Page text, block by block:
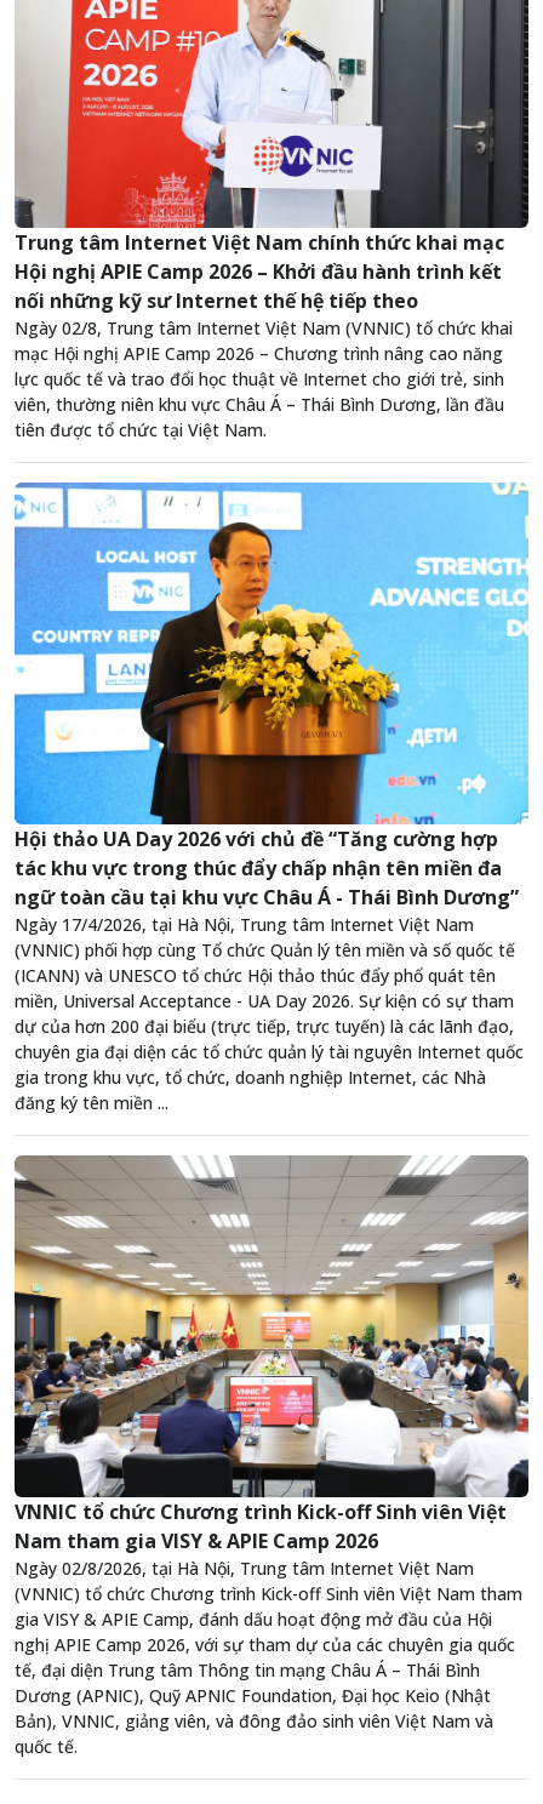
Trung tâm Internet Việt Nam chính thức khai mạc
Hội nghị APIE Camp 2026 – Khởi đầu hành trình kết
nối những kỹ sư Internet thế hệ tiếp theo
Ngày 02/8, Trung tâm Internet Việt Nam (VNNIC) tổ chức khai
mạc Hội nghị APIE Camp 2026 – Chương trình nâng cao năng
lực quốc tế và trao đổi học thuật về Internet cho giới trẻ, sinh
viên, thường niên khu vực Châu Á – Thái Bình Dương, lần đầu
tiên được tổ chức tại Việt Nam.
Hội thảo UA Day 2026 với chủ đề “Tăng cường hợp
tác khu vực trong thúc đẩy chấp nhận tên miền đa
ngữ toàn cầu tại khu vực Châu Á - Thái Bình Dương”
Ngày 17/4/2026, tại Hà Nội, Trung tâm Internet Việt Nam
(VNNIC) phối hợp cùng Tổ chức Quản lý tên miền và số quốc tế
(ICANN) và UNESCO tổ chức Hội thảo thúc đẩy phổ quát tên
miền, Universal Acceptance - UA Day 2026. Sự kiện có sự tham
dự của hơn 200 đại biểu (trực tiếp, trực tuyến) là các lãnh đạo,
chuyên gia đại diện các tổ chức quản lý tài nguyên Internet quốc
gia trong khu vực, tổ chức, doanh nghiệp Internet, các Nhà
đăng ký tên miền ...
VNNIC tổ chức Chương trình Kick-off Sinh viên Việt
Nam tham gia VISY & APIE Camp 2026
Ngày 02/8/2026, tại Hà Nội, Trung tâm Internet Việt Nam
(VNNIC) tổ chức Chương trình Kick-off Sinh viên Việt Nam tham
gia VISY & APIE Camp, đánh dấu hoạt động mở đầu của Hội
nghị APIE Camp 2026, với sự tham dự của các chuyên gia quốc
tế, đại diện Trung tâm Thông tin mạng Châu Á – Thái Bình
Dương (APNIC), Quỹ APNIC Foundation, Đại học Keio (Nhật
Bản), VNNIC, giảng viên, và đông đảo sinh viên Việt Nam và
quốc tế.